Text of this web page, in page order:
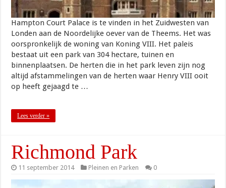
Hampton Court Palace is te vinden in het Zuidwesten van
Londen aan de Noordelijke oever van de Theems. Het was
oorspronkelijk de woning van Koning VIII. Het paleis
bestaat uit een park van 304 hectare, tuinen en
binnenplaatsen. De herten die in het park leven zijn nog
altijd afstammelingen van de herten waar Henry VIII ooit
op heeft gejaagd te …
Lees verder »
Richmond Park
11 september 2014 Pleinen en Parken 0